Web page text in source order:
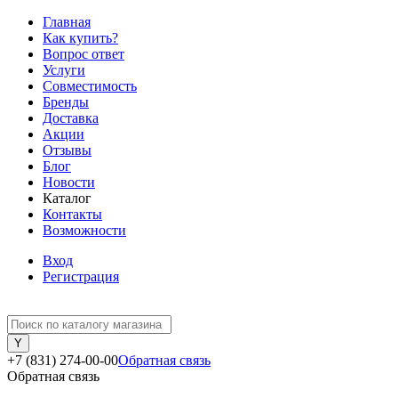
Главная
Как купить?
Вопрос ответ
Услуги
Совместимость
Бренды
Доставка
Акции
Отзывы
Блог
Новости
Каталог
Контакты
Возможности
Вход
Регистрация
+7 (831) 274-00-00Обратная связь
Обратная связь